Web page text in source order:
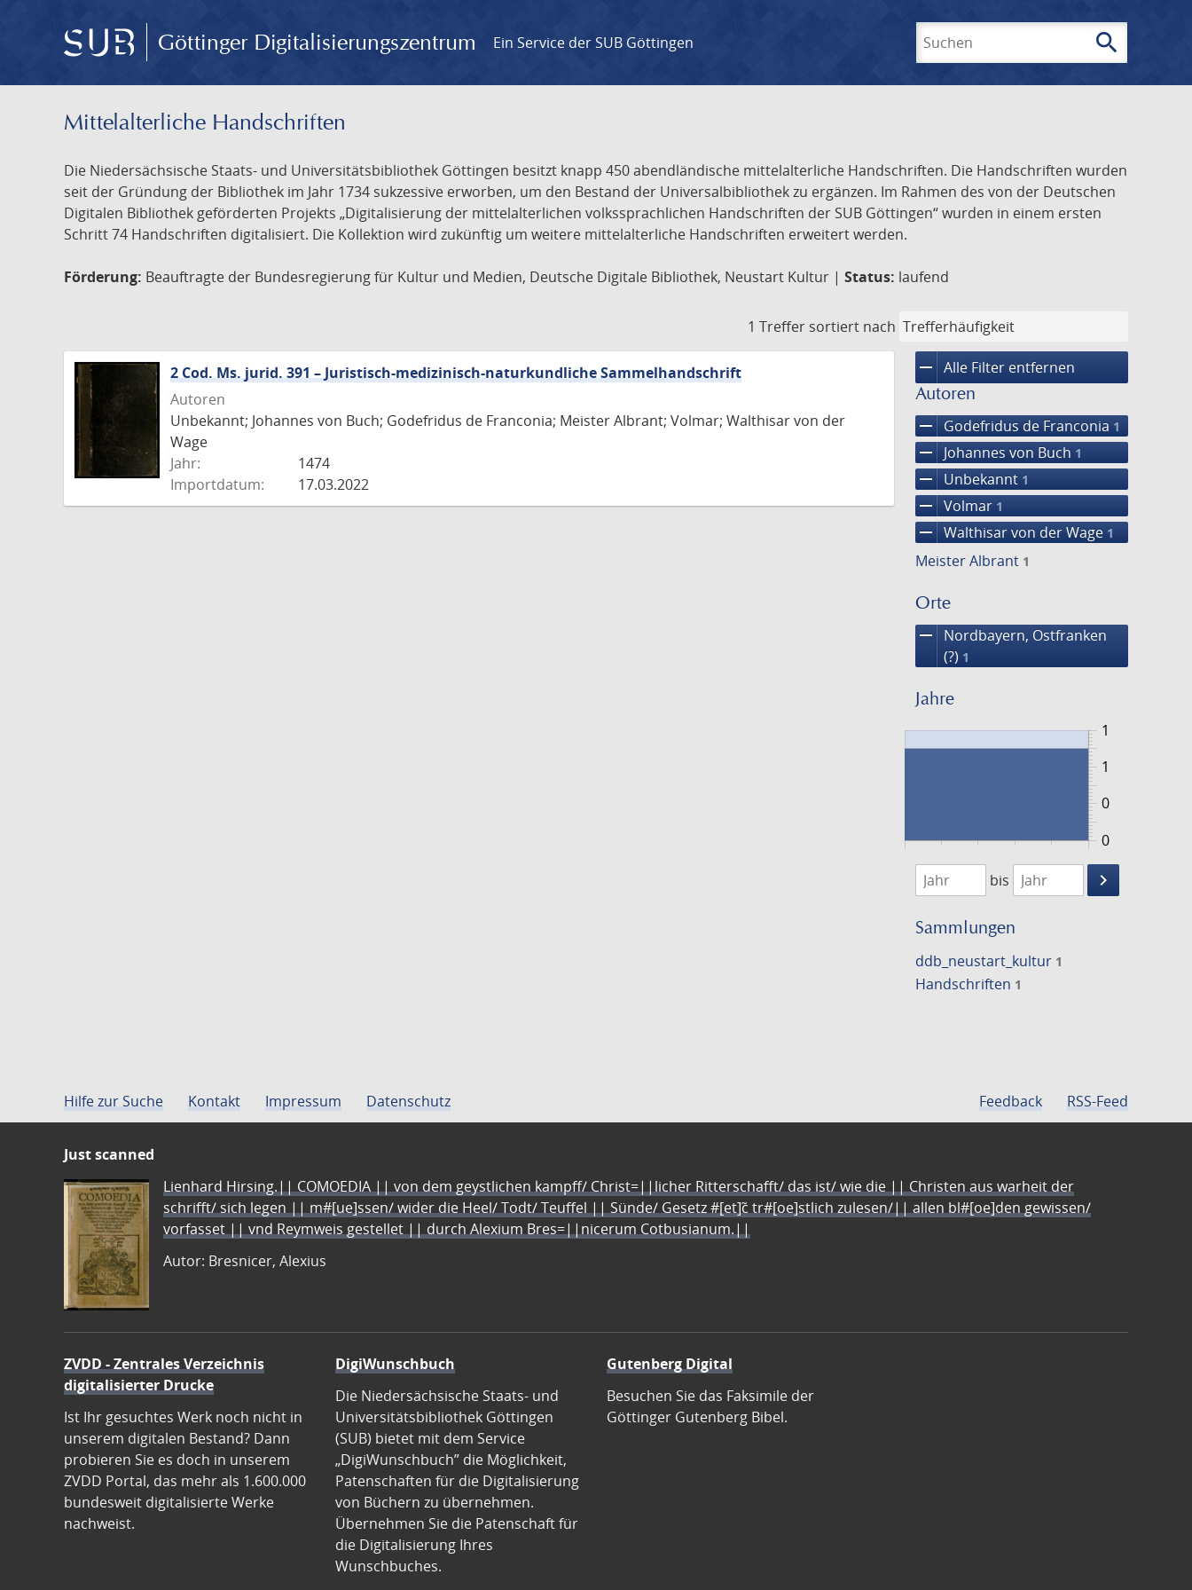
Göttinger Digitalisierungszentrum Ein Service der SUB Göttingen search
Mittelalterliche Handschriften
Die Niedersächsische Staats- und Universitätsbibliothek Göttingen besitzt knapp 450 abendländische mittelalterliche Handschriften. Die Handschriften wurden
seit der Gründung der Bibliothek im Jahr 1734 sukzessive erworben, um den Bestand der Universalbibliothek zu ergänzen. Im Rahmen des von der Deutschen
Digitalen Bibliothek geförderten Projekts „Digitalisierung der mittelalterlichen volkssprachlichen Handschriften der SUB Göttingen“ wurden in einem ersten
Schritt 74 Handschriften digitalisiert. Die Kollektion wird zukünftig um weitere mittelalterliche Handschriften erweitert werden.
Förderung: Beauftragte der Bundesregierung für Kultur und Medien, Deutsche Digitale Bibliothek, Neustart Kultur | Status: laufend
1 Treffer sortiert nach
remove Alle Filter entfernen
Autoren
remove Godefridus de Franconia 1
remove Johannes von Buch 1
remove Unbekannt 1
remove Volmar 1
remove Walthisar von der Wage 1
Meister Albrant 1
Orte
remove
Nordbayern, Ostfranken
(?) 1
Jahre
0
1
0
1
1474
1475
bis
keyboard_arrow_right
Suche
Sammlungen
ddb_neustart_kultur 1
Handschriften 1
2 Cod. Ms. jurid. 391 – Juristisch-medizinisch-naturkundliche Sammelhandschrift
Autoren
Unbekannt; Johannes von Buch; Godefridus de Franconia; Meister Albrant; Volmar; Walthisar von der
Wage
Jahr:
1474
Importdatum:
17.03.2022
Hilfe zur Suche Kontakt Impressum Datenschutz Feedback RSS-Feed
Just scanned
Lienhard Hirsing.|| COMOEDIA || von dem geystlichen kampff/ Christ=||licher Ritterschafft/ das ist/ wie die || Christen aus warheit der
schrifft/ sich legen || m#[ue]ssen/ wider die Heel/ Todt/ Teuffel || Sünde/ Gesetz #[et]c̃ tr#[oe]stlich zulesen/|| allen bl#[oe]den gewissen/
vorfasset || vnd Reymweis gestellet || durch Alexium Bres=||nicerum Cotbusianum.||
Autor: Bresnicer, Alexius
ZVDD - Zentrales Verzeichnis
digitalisierter Drucke
Ist Ihr gesuchtes Werk noch nicht in
unserem digitalen Bestand? Dann
probieren Sie es doch in unserem
ZVDD Portal, das mehr als 1.600.000
bundesweit digitalisierte Werke
nachweist.
DigiWunschbuch
Die Niedersächsische Staats- und
Universitätsbibliothek Göttingen
(SUB) bietet mit dem Service
„DigiWunschbuch” die Möglichkeit,
Patenschaften für die Digitalisierung
von Büchern zu übernehmen.
Übernehmen Sie die Patenschaft für
die Digitalisierung Ihres
Wunschbuches.
Gutenberg Digital
Besuchen Sie das Faksimile der
Göttinger Gutenberg Bibel.